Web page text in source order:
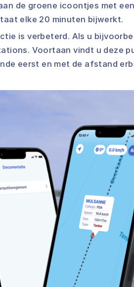
de groene icoontjes met
elke 20 minuten bijwerkt.
is verbeterd. Als u
Voortaan vindt u deze
eerst en met de afstand